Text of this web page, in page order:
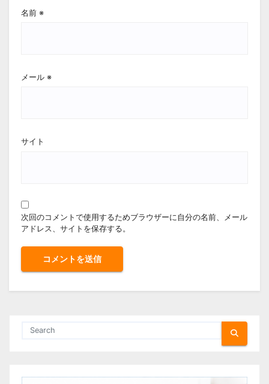
名前 ※
メール ※
サイト
次回のコメントで使用するためブラウザーに自分の名前、メール
アドレス、サイトを保存する。